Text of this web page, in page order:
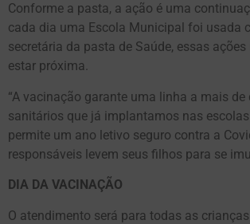
Conforme a pasta, a ação é uma
cada dia uma Escola Municipal foi usada
secretária da pasta de Saúde, essas
estar próxima.
“A vacinação garante uma linha a mais
sanitários que já implantamos nas
permite um ano letivo seguro contra a
responsáveis levem seus filhos para se
DIA DA VACINAÇÃO
O atendimento será para todas as